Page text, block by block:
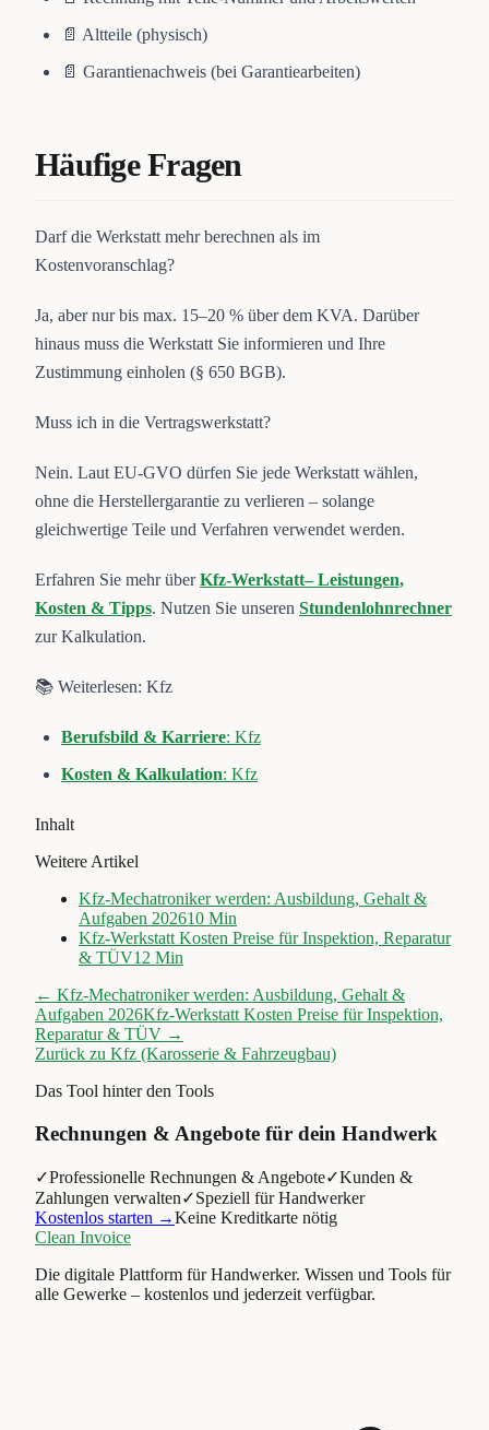
📄 Altteile (physisch)
📄 Garantienachweis (bei Garantiearbeiten)
Häufige Fragen
Darf die Werkstatt mehr berechnen als im
Kostenvoranschlag?
Ja, aber nur bis max. 15–20 % über dem KVA. Darüber
hinaus muss die Werkstatt Sie informieren und Ihre
Zustimmung einholen (§ 650 BGB).
Muss ich in die Vertragswerkstatt?
Nein. Laut EU-GVO dürfen Sie jede Werkstatt wählen,
ohne die Herstellergarantie zu verlieren – solange
gleichwertige Teile und Verfahren verwendet werden.
Erfahren Sie mehr überKfz-Werkstatt– Leistungen,
Kosten & Tipps. Nutzen Sie unseren Stundenlohnrechner
zur Kalkulation.
📚 Weiterlesen: Kfz
Berufsbild & Karriere: Kfz
Kosten & Kalkulation: Kfz
Inhalt
Weitere Artikel
Kfz-Mechatroniker werden: Ausbildung, Gehalt &
Aufgaben 202610 Min
Kfz-Werkstatt Kosten Preise für Inspektion, Reparatur
& TÜV12 Min
← Kfz-Mechatroniker werden: Ausbildung, Gehalt &
Aufgaben 2026Kfz-Werkstatt Kosten Preise für Inspektion,
Reparatur & TÜV →
Zurück zu Kfz (Karosserie & Fahrzeugbau)
Das Tool hinter den Tools
Rechnungen & Angebote für dein Handwerk
✓Professionelle Rechnungen & Angebote✓Kunden &
Zahlungen verwalten✓Speziell für Handwerker
Kostenlos starten →Keine Kreditkarte nötig
Clean Invoice
Die digitale Plattform für Handwerker. Wissen und Tools für
alle Gewerke – kostenlos und jederzeit verfügbar.